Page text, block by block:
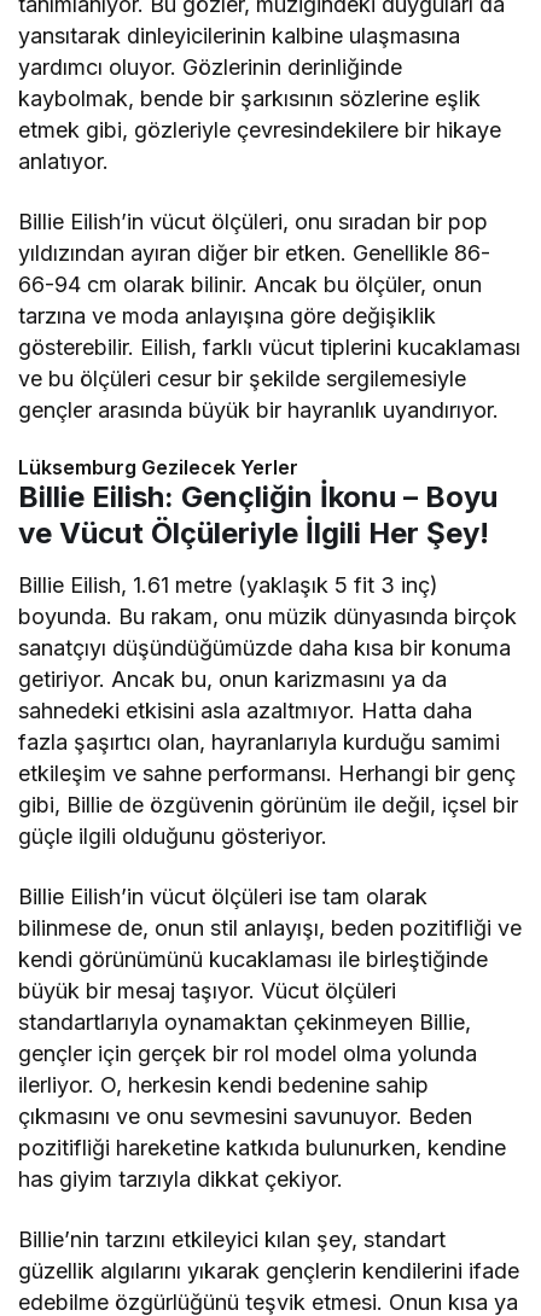
yansıtarak dinleyicilerinin kalbine ulaşmasına
yardımcı oluyor. Gözlerinin derinliğinde
kaybolmak, bende bir şarkısının sözlerine eşlik
etmek gibi, gözleriyle çevresindekilere bir hikaye
anlatıyor.
Billie Eilish’in vücut ölçüleri, onu sıradan bir pop
yıldızından ayıran diğer bir etken. Genellikle 86-
66-94 cm olarak bilinir. Ancak bu ölçüler, onun
tarzına ve moda anlayışına göre değişiklik
gösterebilir. Eilish, farklı vücut tiplerini kucaklaması
ve bu ölçüleri cesur bir şekilde sergilemesiyle
gençler arasında büyük bir hayranlık uyandırıyor.
Lüksemburg Gezilecek Yerler
Billie Eilish: Gençliğin İkonu – Boyu
ve Vücut Ölçüleriyle İlgili Her Şey!
Billie Eilish, 1.61 metre (yaklaşık 5 fit 3 inç)
boyunda. Bu rakam, onu müzik dünyasında birçok
sanatçıyı düşündüğümüzde daha kısa bir konuma
getiriyor. Ancak bu, onun karizmasını ya da
sahnedeki etkisini asla azaltmıyor. Hatta daha
fazla şaşırtıcı olan, hayranlarıyla kurduğu samimi
etkileşim ve sahne performansı. Herhangi bir genç
gibi, Billie de özgüvenin görünüm ile değil, içsel bir
güçle ilgili olduğunu gösteriyor.
Billie Eilish’in vücut ölçüleri ise tam olarak
bilinmese de, onun stil anlayışı, beden pozitifliği ve
kendi görünümünü kucaklaması ile birleştiğinde
büyük bir mesaj taşıyor. Vücut ölçüleri
standartlarıyla oynamaktan çekinmeyen Billie,
gençler için gerçek bir rol model olma yolunda
ilerliyor. O, herkesin kendi bedenine sahip
çıkmasını ve onu sevmesini savunuyor. Beden
pozitifliği hareketine katkıda bulunurken, kendine
has giyim tarzıyla dikkat çekiyor.
Billie’nin tarzını etkileyici kılan şey, standart
güzellik algılarını yıkarak gençlerin kendilerini ifade
edebilme özgürlüğünü teşvik etmesi. Onun kısa ya